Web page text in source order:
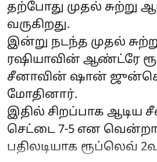
தற்போது முதல் சுற்று
வருகிறது.
இன்று நடந்த முதல்
ரஷியாவின் ஆண்ட்ரே
சீனாவின் ஷான்
மோதினார்.
இதில் சிறப்பாக ஆடிய
செட்டை 7-5 என
பதிலடியாக ரூப்லெவ்